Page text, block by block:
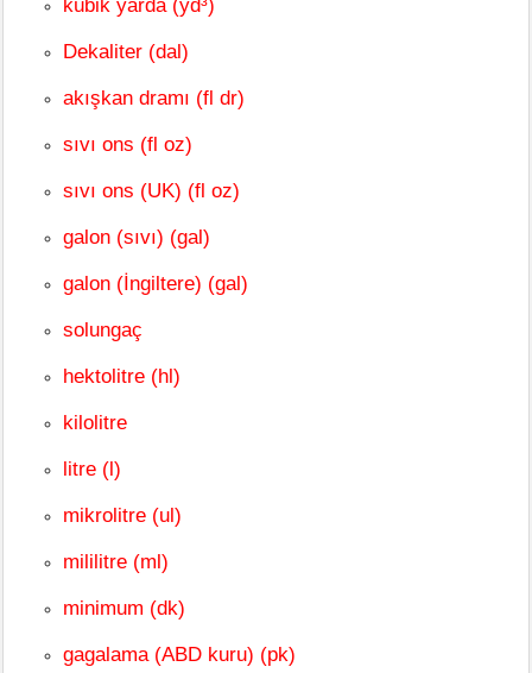
kübik yarda (yd³)
Dekaliter (dal)
akışkan dramı (fl dr)
sıvı ons (fl oz)
sıvı ons (UK) (fl oz)
galon (sıvı) (gal)
galon (İngiltere) (gal)
solungaç
hektolitre (hl)
kilolitre
litre (l)
mikrolitre (ul)
mililitre (ml)
minimum (dk)
gagalama (ABD kuru) (pk)